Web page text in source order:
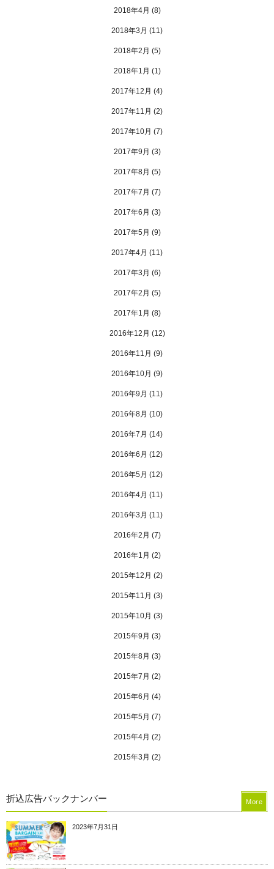
2018年4月 (8)
2018年3月 (11)
2018年2月 (5)
2018年1月 (1)
2017年12月 (4)
2017年11月 (2)
2017年10月 (7)
2017年9月 (3)
2017年8月 (5)
2017年7月 (7)
2017年6月 (3)
2017年5月 (9)
2017年4月 (11)
2017年3月 (6)
2017年2月 (5)
2017年1月 (8)
2016年12月 (12)
2016年11月 (9)
2016年10月 (9)
2016年9月 (11)
2016年8月 (10)
2016年7月 (14)
2016年6月 (12)
2016年5月 (12)
2016年4月 (11)
2016年3月 (11)
2016年2月 (7)
2016年1月 (2)
2015年12月 (2)
2015年11月 (3)
2015年10月 (3)
2015年9月 (3)
2015年8月 (3)
2015年7月 (2)
2015年6月 (4)
2015年5月 (7)
2015年4月 (2)
2015年3月 (2)
折込広告バックナンバー
2023年7月31日
More